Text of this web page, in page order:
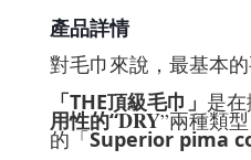
產品詳情
對毛巾來說，最基本
「 THE頂級毛巾 」 是
用性的“DRY”兩種類
的「 Superior pima